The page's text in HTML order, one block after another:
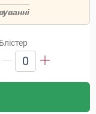
Блістер
0